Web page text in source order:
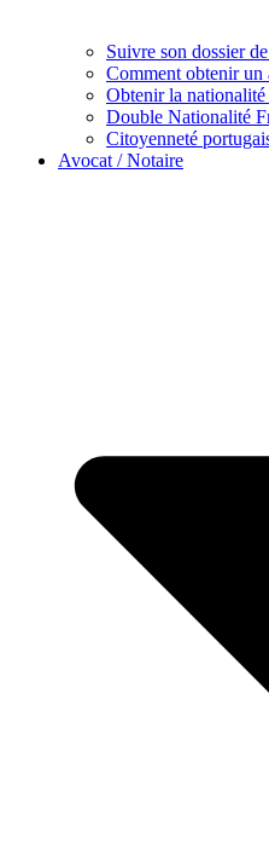
Suivre son dossier
Comment obtenir un
Obtenir la
Double Nationalité
Citoyenneté
Avocat / Notaire